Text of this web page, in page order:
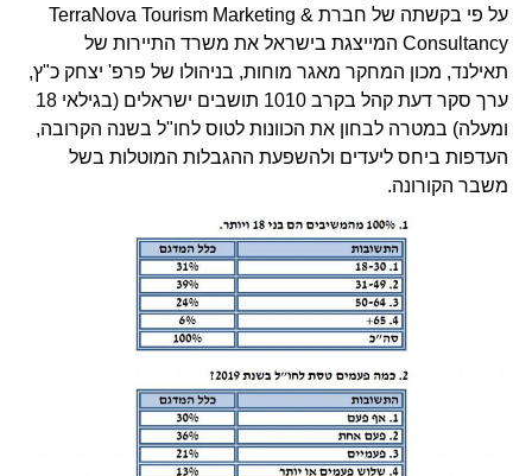
על פי בקשתה של חברת TerraNova Tourism Marketing &
Consultancy המייצגת בישראל את משרד התיירות של
תאילנד, מכון המחקר מאגר מוחות, בניהולו של פרפ' יצחק כ"ץ,
ערך סקר דעת קהל בקרב 1010 תושבים ישראלים (בגילאי 18
ומעלה) במטרה לבחון את הכוונות לטוס לחו"ל בשנה הקרובה,
העדפות ביחס ליעדים ולהשפעת ההגבלות המוטלות בשל
משבר הקורונה.